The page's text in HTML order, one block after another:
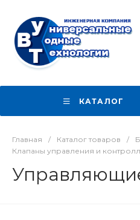
КАТАЛОГ
Главная / Каталог товаров /
Клапаны управления и